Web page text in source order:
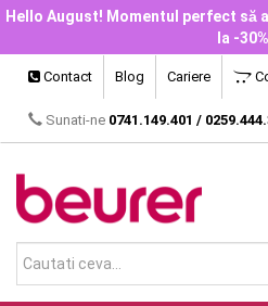
Hello August! Momentul perfect să
la -30%
Contact Blog Cariere
Sunati-ne 0741.149.401 /